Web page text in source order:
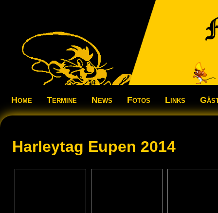
Home Termine News Fotos Links
Harleytag Eupen 2014